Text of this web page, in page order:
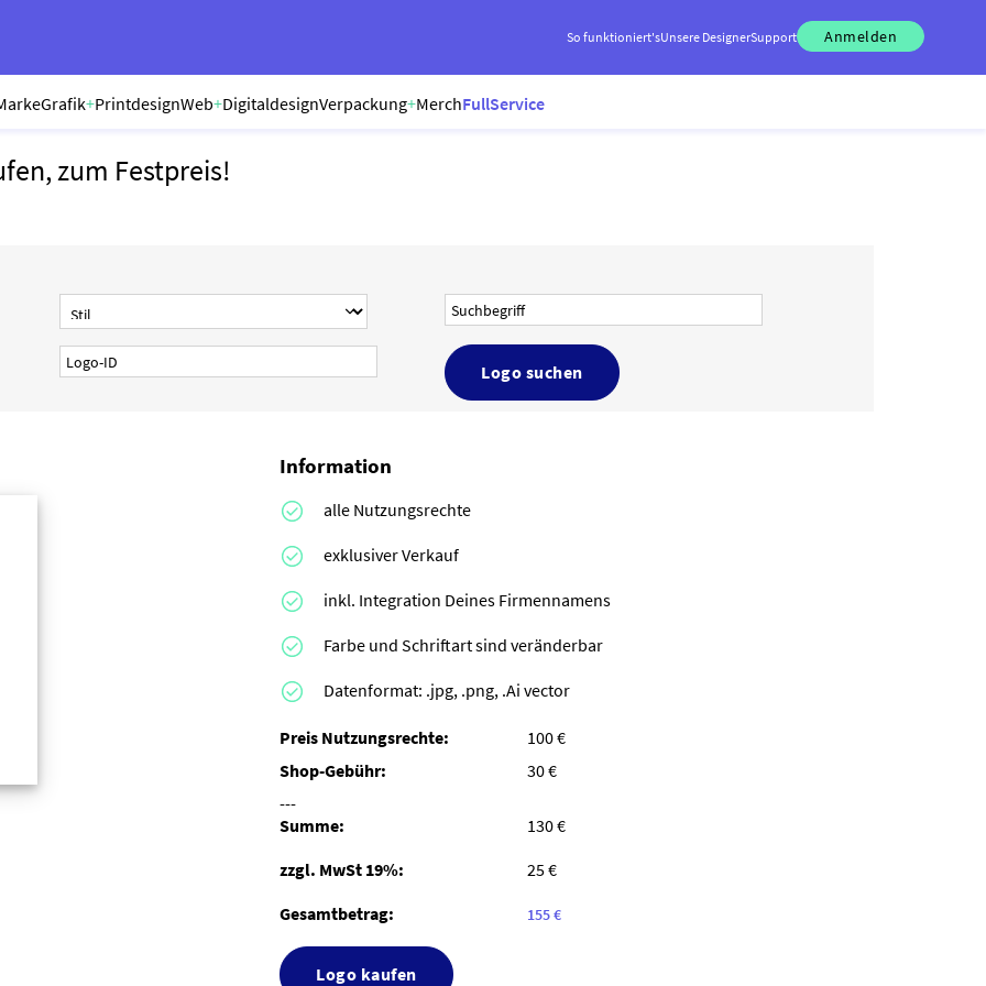
So funktioniert'sUnsere DesignerSupport Anmelden
Grafik+PrintdesignWeb+DigitaldesignVerpackung+MerchFullService
zum Festpreis!
Logo suchen
Information
alle Nutzungsrechte
exklusiver Verkauf
inkl. Integration Deines Firmennamens
Farbe und Schriftart sind veränderbar
Datenformat: .jpg, .png, .Ai vector
Preis Nutzungsrechte:
100 €
Shop-Gebühr:
30 €
---
Summe:
130 €
zzgl. MwSt 19%:
25 €
Gesamtbetrag:
155 €
Logo kaufen